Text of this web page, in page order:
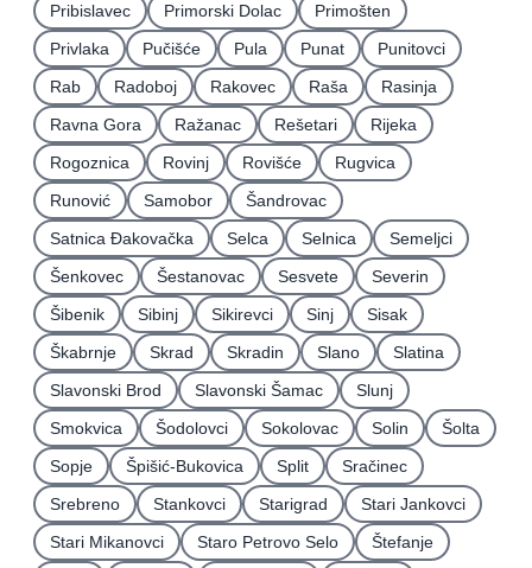
Pribislavec
Primorski Dolac
Primošten
Privlaka
Pučišće Pula Punat
Punitovci
Rab
Radoboj Rakovec Raša
Rasinja
Ravna Gora
Ražanac Rešetari
Rijeka
Rogoznica
Rovinj Rovišće
Rugvica
Runović
Samobor
Šandrovac
Satnica Ðakovačka
Selca Selnica
Semeljci
Šenkovec
Šestanovac Sesvete
Severin
Šibenik
Sibinj Sikirevci Sinj
Sisak
Škabrnje
Skrad Skradin Slano
Slatina
Slavonski Brod
Slavonski Šamac
Slunj
Smokvica
Šodolovci Sokolovac Solin
Šolta
Sopje
Špišić-Bukovica Split
Sračinec
Srebreno
Stankovci Starigrad
Stari Jankovci
Stari Mikanovci
Staro Petrovo Selo
Štefanje